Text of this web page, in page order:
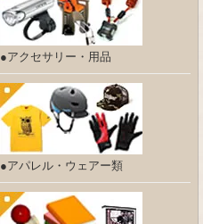
●アクセサリー・用品
●アパレル・ウェアー類